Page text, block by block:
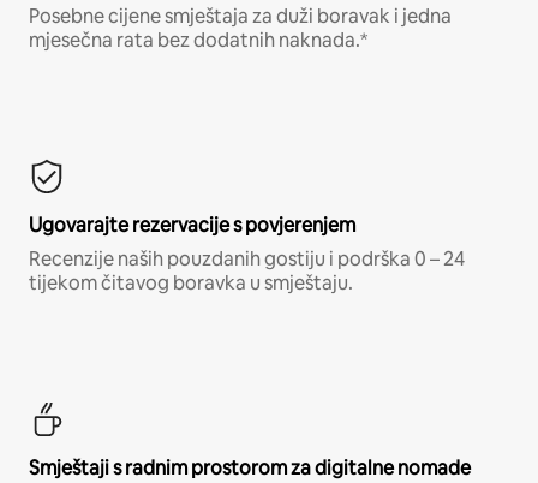
Posebne cijene smještaja za duži boravak i jedna
mjesečna rata bez dodatnih naknada.*
Ugovarajte rezervacije s povjerenjem
Recenzije naših pouzdanih gostiju i podrška 0 – 24
tijekom čitavog boravka u smještaju.
Smještaji s radnim prostorom za digitalne nomade